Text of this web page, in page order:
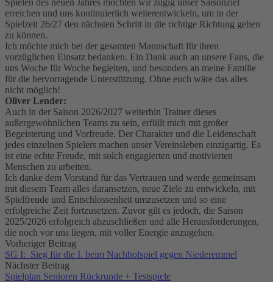
erreichen und uns kontinuierlich weiterentwickeln, um in der
Spielzeit 26/27 den nächsten Schritt in die richtige Richtung gehen
zu können.
Ich möchte mich bei der gesamten Mannschaft für ihren
vorzüglichen Einsatz bedanken. Ein Dank auch an unsere Fans, die
uns Woche für Woche begleiten, und besonders an meine Familie
für die hervorragende Unterstützung. Ohne euch wäre das alles
nicht möglich!
Oliver Lender:
Auch in der Saison 2026/2027 weiterhin Trainer dieses
außergewöhnlichen Teams zu sein, erfüllt mich mit großer
Begeisterung und Vorfreude. Der Charakter und die Leidenschaft
jedes einzelnen Spielers machen unser Vereinsleben einzigartig. Es
ist eine echte Freude, mit solch engagierten und motivierten
Menschen zu arbeiten.
Ich danke dem Vorstand für das Vertrauen und werde gemeinsam
mit diesem Team alles daransetzen, neue Ziele zu entwickeln, mit
Spielfreude und Entschlossenheit umzusetzen und so eine
erfolgreiche Zeit fortzusetzen. Zuvor gilt es jedoch, die Saison
2025/2026 erfolgreich abzuschließen und alle Herausforderungen,
die noch vor uns liegen, mit voller Energie anzugehen.
Post
navigation
Vorheriger Beitrag
SG I: Sieg für die I. beim Nachholspiel gegen Niederemmel
Nächster Beitrag
Spielplan Senioren Rückrunde + Testspiele